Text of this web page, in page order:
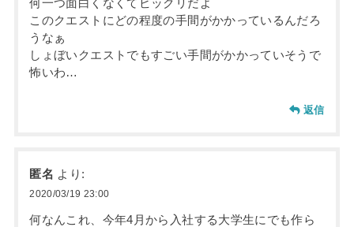
何一つ面白くなくてビックリだよ
このクエストにどの程度の手間がかかっているんだろ
うなぁ
しょぼいクエストでもすごい手間がかかっていそうで
怖いわ…
返信
匿名 より:
2020/03/19 23:00
何なんこれ、今年4月から入社する大学生にでも作ら